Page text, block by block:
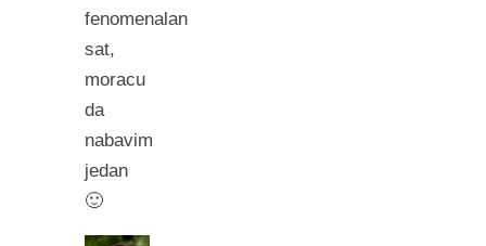
fenomenalan
sat,
moracu
da
nabavim
jedan
🙂